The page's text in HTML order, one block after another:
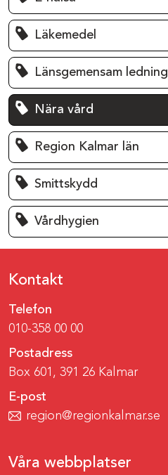
Läkemedel
Länsgemensam ledning
Nära vård
Region Kalmar län
Smittskydd
Vårdhygien
Kontakt
Telefon
010-358 00 00
Postadress
Box 601, 391 26 Kalmar
E-post
region@regionkalmar.se
Våra webbplatser